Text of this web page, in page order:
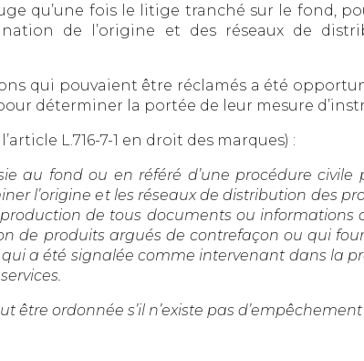
qu’une fois le litige tranché sur le fond,
de l’origine et des réseaux de
qui pouvaient être réclamés a été
déterminer la portée de leur mesure
L.716-7-1 en droit des marques) :
au fond ou en référé d’une procédure
l’origine et les réseaux de distribution des
de tous documents ou informations
de produits argués de contrefaçon ou qui
a été signalée comme intervenant dans la
ordonnée s’il n’existe pas